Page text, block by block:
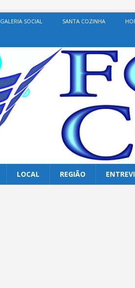
GALERIA SOCIAL SANTA COZINHA
LOCAL REGIÃO